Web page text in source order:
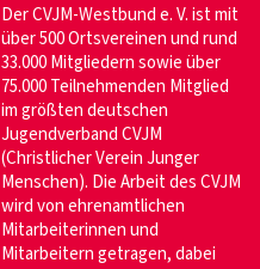
Der CVJM-Westbund e. V. ist mit
über 500 Ortsvereinen und rund
33.000 Mitgliedern sowie über
75.000 Teilnehmenden Mitglied
im größten deutschen
Jugendverband CVJM
(Christlicher Verein Junger
Menschen). Die Arbeit des CVJM
wird von ehrenamtlichen
Mitarbeiterinnen und
Mitarbeitern getragen, dabei